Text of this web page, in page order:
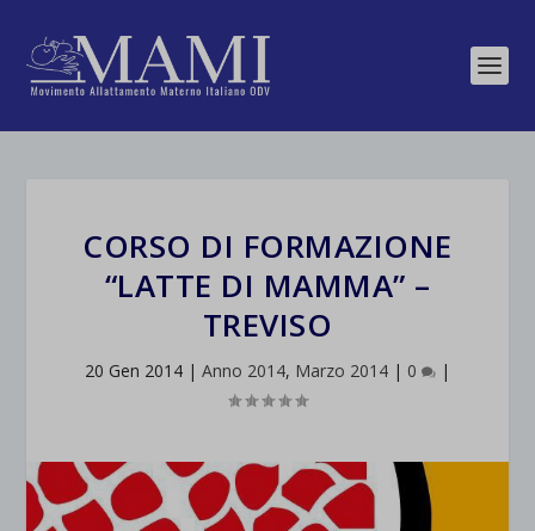
CORSO DI FORMAZIONE
“LATTE DI MAMMA” –
TREVISO
20 Gen 2014 | Anno 2014, Marzo 2014 | 0 |